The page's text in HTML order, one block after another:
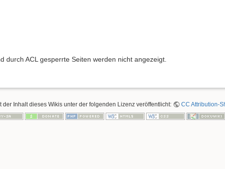
durch ACL gesperrte Seiten werden nicht angezeigt.
der Inhalt dieses Wikis unter der folgenden Lizenz veröffentlicht: CC Attribution-